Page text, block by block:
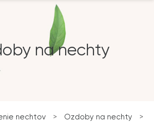
na nechty
nechtov > Ozdoby na nechty
>